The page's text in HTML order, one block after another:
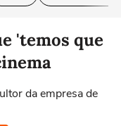
'temos que
da empresa de